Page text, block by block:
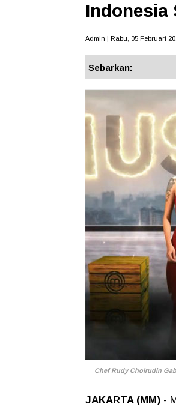
Indonesia
Admin | Rabu, 05 Februari
Sebarkan:
Chef Rudy Choirudin
JAKARTA (MM) -